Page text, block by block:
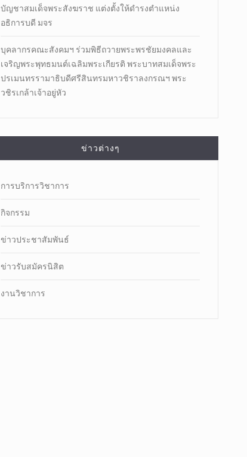
บัญชาสมเด็จพระสังฆราช แต่งตั้งให้ดำรงตำแหน่ง
อธิการบดี มจร
บุคลากรคณะสังคมฯ ร่วมพิธีถวายพระพรชัยมงคลและ
เจริญพระพุทธมนต์เฉลิมพระเกียรติ พระบาทสมเด็จพระ
ปรเมนทรรามาธิบดีศรีสินทรมหาวชิราลงกรณฯ พระ
วชิรเกล้าเจ้าอยู่หัว
ข่าวต่างๆ
การบริการวิชาการ
กิจกรรม
ข่าวประชาสัมพันธ์
ข่าวรับสมัครนิสิต
งานวิชาการ